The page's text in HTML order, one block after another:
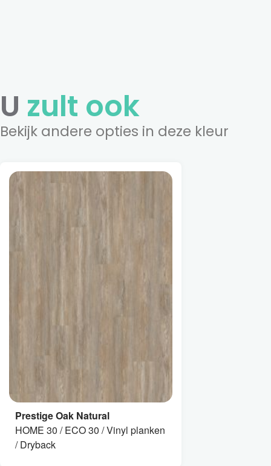
U zult ook
Bekijk andere opties in deze kleur
Prestige Oak Natural
HOME 30 / ECO 30 / Vinyl planken
/ Dryback